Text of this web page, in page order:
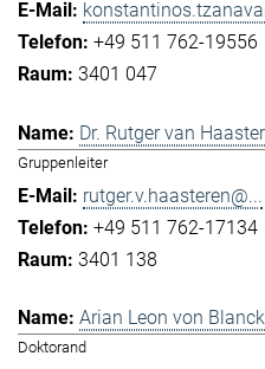
+49 511 762-19556
3401 047
Dr. Rutger van
Gruppenleiter
rutger.v.haasteren@...
+49 511 762-17134
3401 138
Arian Leon von
Doktorand